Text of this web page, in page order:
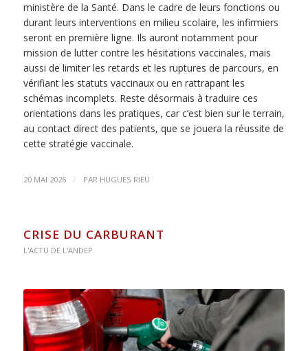
ministère de la Santé. Dans le cadre de leurs fonctions ou
durant leurs interventions en milieu scolaire, les infirmiers
seront en première ligne. Ils auront notamment pour
mission de lutter contre les hésitations vaccinales, mais
aussi de limiter les retards et les ruptures de parcours, en
vérifiant les statuts vaccinaux ou en rattrapant les
schémas incomplets. Reste désormais à traduire ces
orientations dans les pratiques, car c’est bien sur le terrain,
au contact direct des patients, que se jouera la réussite de
cette stratégie vaccinale.
20 MAI 2026 / PAR HUGUES RIEU
CRISE DU CARBURANT
L'ACTU DE L'ANDEP